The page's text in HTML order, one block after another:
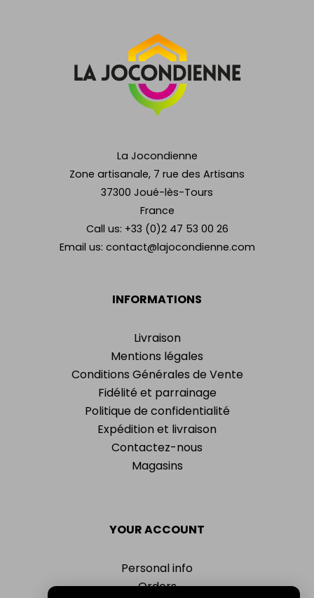
INFORMATIONS
Livraison
Mentions légales
Conditions Générales de Vente
Fidélité et parrainage
Politique de confidentialité
Expédition et livraison
Contactez-nous
Magasins
YOUR ACCOUNT
Personal info
Orders
La Jocondienne
Zone artisanale, 7 rue des Artisans
37300 Joué-lès-Tours
France
Call us: +33 (0)2 47 53 00 26
Email us: contact@lajocondienne.com